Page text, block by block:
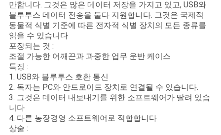
뉴
스
인
용
문
만합니다. 그것은 많은 데이터 저장을 가지고 있고, USB와
블루투스 데이터 전송을 둘다 지원합니다. 그것은 국제적
동물적 식별 기준에 따른 전자적 식별 장치의 모든 종류를
읽을 수 있습니다
포장되는 것 :
조절 가능한 어깨끈과 과중한 업무 운반 케이스
특징 :
1. USB와 블루투스 호환 통신
2. 독자는 PC와 안드로이드 장치로 연결될 수 있습니다.
3. 그것은 데이터 내보내기를 위한 소프트웨어가 딸려 있습
니다
4. 다른 농장경영 소프트웨어로 적합합니다
상술 :